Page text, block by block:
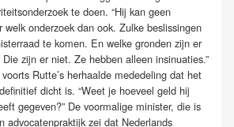
te doen. “Hij kan geen
welk onderzoek dan ook. Zulke beslissingen
te komen. En welke gronden zijn er
Die zijn er niet. Ze hebben alleen insinuaties.”
Rutte’s herhaalde mededeling dat het
dicht is. “Weet je hoeveel geld hij
gegeven?” De voormalige minister, die is
advocatenpraktijk zei dat Nederlands